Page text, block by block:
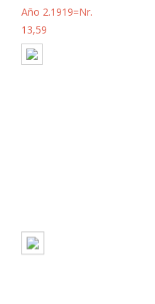
Año 2.1919=Nr.
13,59